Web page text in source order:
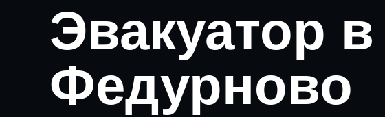
Эвакуатор в
Федурново